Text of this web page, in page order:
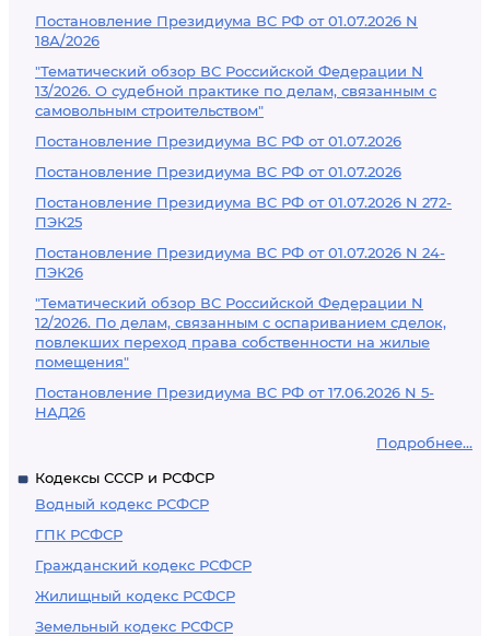
Постановление Президиума ВС РФ от 01.07.2026 N
18А/2026
"Тематический обзор ВС Российской Федерации N
13/2026. О судебной практике по делам, связанным с
самовольным строительством"
Постановление Президиума ВС РФ от 01.07.2026
Постановление Президиума ВС РФ от 01.07.2026
Постановление Президиума ВС РФ от 01.07.2026 N 272-
ПЭК25
Постановление Президиума ВС РФ от 01.07.2026 N 24-
ПЭК26
"Тематический обзор ВС Российской Федерации N
12/2026. По делам, связанным с оспариванием сделок,
повлекших переход права собственности на жилые
помещения"
Постановление Президиума ВС РФ от 17.06.2026 N 5-
НАД26
Подробнее...
Кодексы СССР и РСФСР
Водный кодекс РСФСР
ГПК РСФСР
Гражданский кодекс РСФСР
Жилищный кодекс РСФСР
Земельный кодекс РСФСР